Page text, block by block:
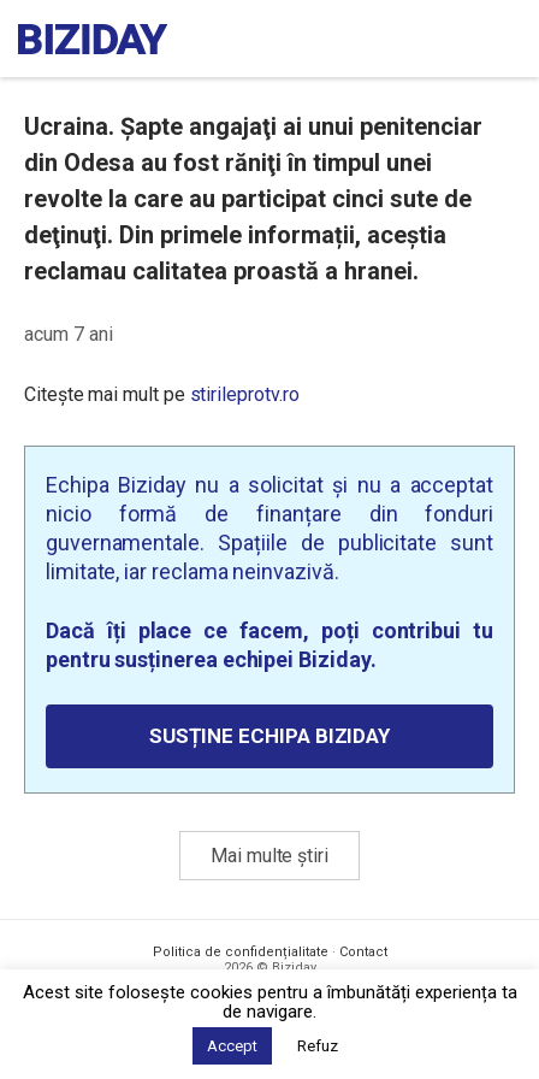
Ucraina. Şapte angajaţi ai unui penitenciar
din Odesa au fost răniţi în timpul unei
revolte la care au participat cinci sute de
deţinuţi. Din primele informații, aceștia
reclamau calitatea proastă a hranei.
acum 7 ani
Citește mai mult pe stirileprotv.ro
Echipa Biziday nu a solicitat și nu a acceptat
nicio formă de finanțare din fonduri
guvernamentale. Spațiile de publicitate sunt
limitate, iar reclama neinvazivă.
Dacă îți place ce facem, poți contribui tu
pentru susținerea echipei Biziday.
SUSȚINE ECHIPA BIZIDAY
Mai multe știri
Politica de confidențialitate · Contact
2026 © Biziday
Acest site foloseşte cookies pentru a îmbunătăți experiența ta
de navigare.
Accept Refuz